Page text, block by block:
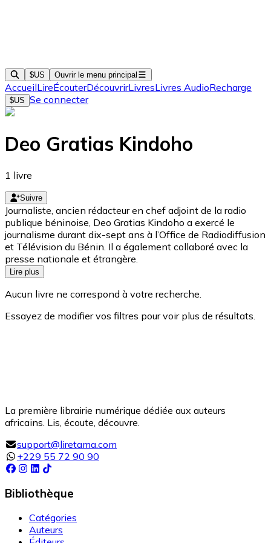
$US Ouvrir le menu principal
AccueilLireÉcouterDécouvrirLivresLivres AudioRecharge
$US Se connecter
Deo Gratias Kindoho
1 livre
Suivre
Journaliste, ancien rédacteur en chef adjoint de la radio
publique béninoise, Deo Gratias Kindoho a exercé le
journalisme durant dix-sept ans à l’Office de Radiodiffusion
et Télévision du Bénin. Il a également collaboré avec la
presse nationale et étrangère.
Lire plus
Aucun livre ne correspond à votre recherche.
Essayez de modifier vos filtres pour voir plus de résultats.
La première librairie numérique dédiée aux auteurs
africains. Lis, écoute, découvre.
support@liretama.com
+229 55 72 90 90
Bibliothèque
Catégories
Auteurs